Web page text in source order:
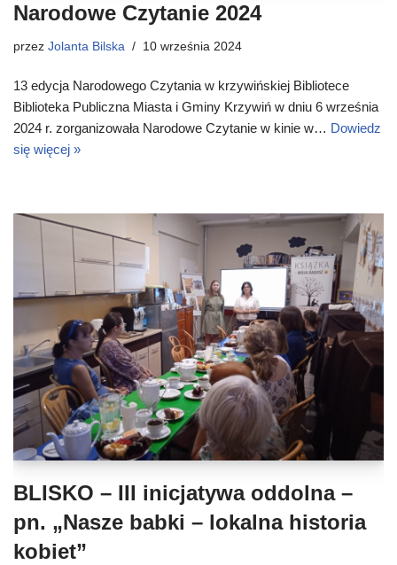
Narodowe Czytanie 2024
przez Jolanta Bilska 10 września 2024
13 edycja Narodowego Czytania w krzywińskiej Bibliotece
Biblioteka Publiczna Miasta i Gminy Krzywiń w dniu 6 września
2024 r. zorganizowała Narodowe Czytanie w kinie w… Dowiedz
się więcej »
BLISKO – III inicjatywa oddolna –
pn. „Nasze babki – lokalna historia
kobiet”